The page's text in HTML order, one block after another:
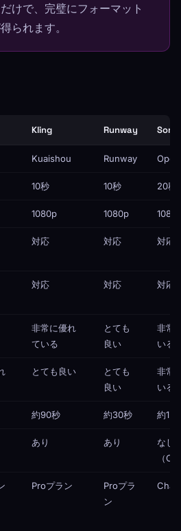
けで、完璧にフォーマット
られます。
Kling Runway Sora
Kuaishou Runway
10秒 10秒 20秒
1080p 1080p
対応 対応 対応
対応 対応 対応
非常に優れ
ている
とても
良い
非常
いる
とても良い
とても
良い
非常
いる
約90秒 約30秒 約
あり あり
なし
（
Proプラン
Proプラ
ン